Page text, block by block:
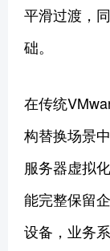
平滑过渡，
础。
在传统
构替换场景
服务器虚拟
能完整保留
设备，业务